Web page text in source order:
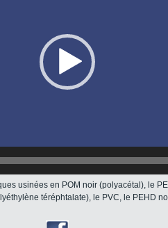
usinées en POM noir (polyacétal), le
téréphtalate), le PVC, le PEHD